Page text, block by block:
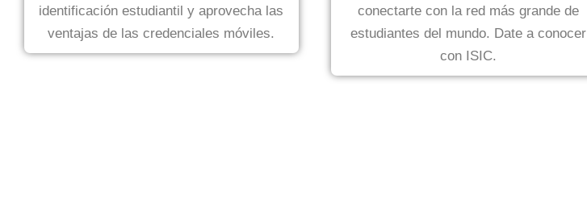
identificación estudiantil y aprovecha las
ventajas de las credenciales móviles.
conectarte con la red más grande de
estudiantes del mundo. Date a conocer
con ISIC.